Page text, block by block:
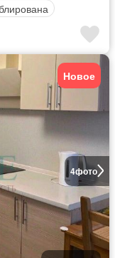
4фото
Новое